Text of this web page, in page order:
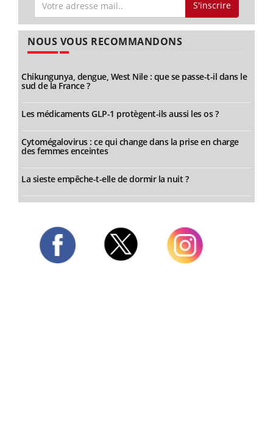
S'inscrire
NOUS VOUS RECOMMANDONS
Chikungunya, dengue, West Nile : que se passe-t-il dans le
sud de la France ?
Les médicaments GLP-1 protègent-ils aussi les os ?
Cytomégalovirus : ce qui change dans la prise en charge
des femmes enceintes
La sieste empêche-t-elle de dormir la nuit ?